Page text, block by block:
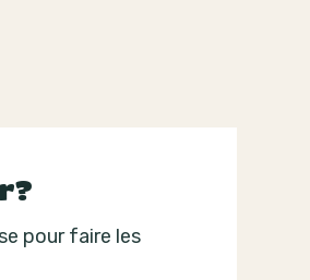
pour faire les